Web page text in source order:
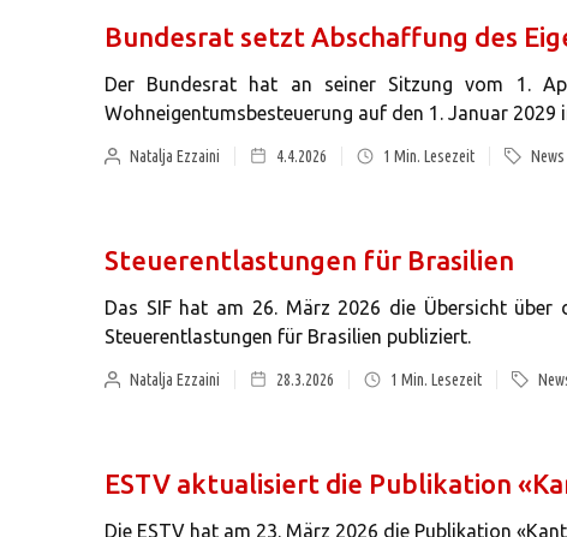
Bundesrat setzt Abschaffung des
Der Bundesrat hat an seiner Sitzung vom 1.
Wohneigentumsbesteuerung auf den 1. Januar 2029
Natalja Ezzaini 4.4.2026 1 Min. Lesezeit
Steuerentlastungen für Brasilien
Das SIF hat am 26. März 2026 die Übersicht über
Steuerentlastungen für Brasilien publiziert.
Natalja Ezzaini 28.3.2026 1 Min. Lesezeit
ESTV aktualisiert die Publikation
Die ESTV hat am 23. März 2026 die Publikation